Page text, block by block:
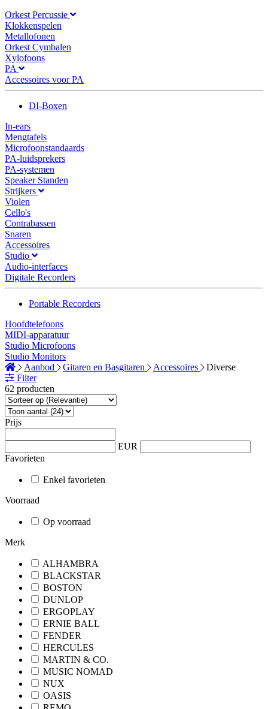
Orkest Percussie
Klokkenspelen
Metallofonen
Orkest Cymbalen
Xylofoons
PA
Accessoires voor PA
DI-Boxen
In-ears
Mengtafels
Microfoonstandaards
PA-luidsprekers
PA-systemen
Speaker Standen
Strijkers
Violen
Cello's
Contrabassen
Snaren
Accessoires
Studio
Audio-interfaces
Digitale Recorders
Portable Recorders
Hoofdtelefoons
MIDI-apparatuur
Studio Microfoons
Studio Monitors
Aanbod
Gitaren en Basgitaren Accessoires
Diverse
Filter
62 producten
Prijs
EUR
Favorieten
Enkel favorieten
Voorraad
Op voorraad
Merk
ALHAMBRA
BLACKSTAR
BOSTON
DUNLOP
ERGOPLAY
ERNIE BALL
FENDER
HERCULES
MARTIN & CO.
MUSIC NOMAD
NUX
OASIS